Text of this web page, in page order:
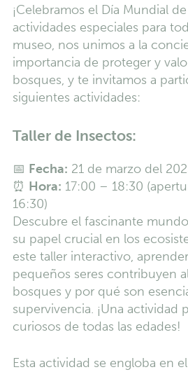
¡Celebramos el Día Mundial
actividades especiales para
museo, nos unimos a la
importancia de proteger y
bosques, y te invitamos a
siguientes actividades:
Taller de Insectos:
📅 Fecha: 21 de marzo del
⏰ Hora: 17:00 – 18:30
16:30)
Descubre el fascinante
su papel crucial en los
este taller interactivo,
pequeños seres contribuyen
bosques y por qué son
supervivencia. ¡Una actividad
curiosos de todas las edades!
Esta actividad se engloba en